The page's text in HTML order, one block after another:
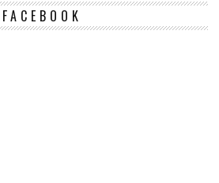
FACEBOOK